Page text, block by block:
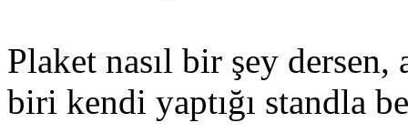
Plaket nasıl bir şey dersen,
biri kendi yaptığı standla